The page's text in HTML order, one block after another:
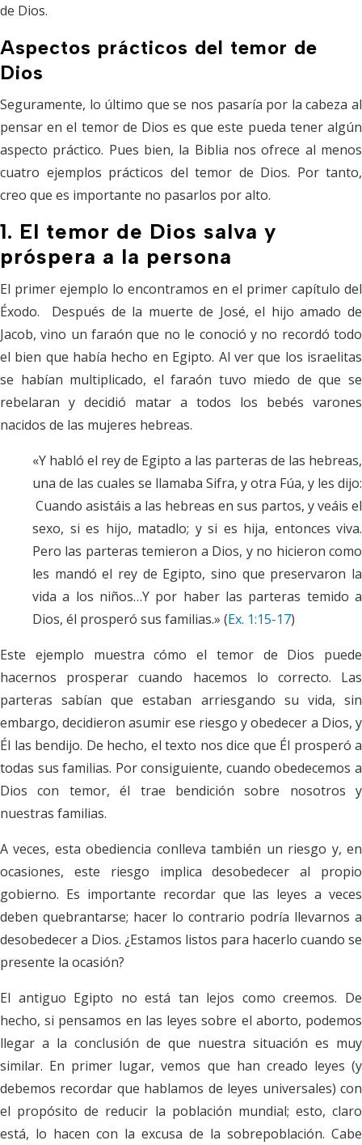
de Dios.
Aspectos prácticos del temor de
Dios
Seguramente, lo último que se nos pasaría por la cabeza al
pensar en el temor de Dios es que este pueda tener algún
aspecto práctico. Pues bien, la Biblia nos ofrece al menos
cuatro ejemplos prácticos del temor de Dios. Por tanto,
creo que es importante no pasarlos por alto.
1. El temor de Dios salva y
próspera a la persona
El primer ejemplo lo encontramos en el primer capítulo del
Éxodo. Después de la muerte de José, el hijo amado de
Jacob, vino un faraón que no le conoció y no recordó todo
el bien que había hecho en Egipto. Al ver que los israelitas
se habían multiplicado, el faraón tuvo miedo de que se
rebelaran y decidió matar a todos los bebés varones
nacidos de las mujeres hebreas.
«Y habló el rey de Egipto a las parteras de las hebreas,
una de las cuales se llamaba Sifra, y otra Fúa, y les dijo:
Cuando asistáis a las hebreas en sus partos, y veáis el
sexo, si es hijo, matadlo; y si es hija, entonces viva.
Pero las parteras temieron a Dios, y no hicieron como
les mandó el rey de Egipto, sino que preservaron la
vida a los niños…Y por haber las parteras temido a
Dios, él prosperó sus familias.» (Ex. 1:15-17)
Este ejemplo muestra cómo el temor de Dios puede
hacernos prosperar cuando hacemos lo correcto. Las
parteras sabían que estaban arriesgando su vida, sin
embargo, decidieron asumir ese riesgo y obedecer a Dios, y
Él las bendijo. De hecho, el texto nos dice que Él prosperó a
todas sus familias. Por consiguiente, cuando obedecemos a
Dios con temor, él trae bendición sobre nosotros y
nuestras familias.
A veces, esta obediencia conlleva también un riesgo y, en
ocasiones, este riesgo implica desobedecer al propio
gobierno. Es importante recordar que las leyes a veces
deben quebrantarse; hacer lo contrario podría llevarnos a
desobedecer a Dios. ¿Estamos listos para hacerlo cuando se
presente la ocasión?
El antiguo Egipto no está tan lejos como creemos. De
hecho, si pensamos en las leyes sobre el aborto, podemos
llegar a la conclusión de que nuestra situación es muy
similar. En primer lugar, vemos que han creado leyes (y
debemos recordar que hablamos de leyes universales) con
el propósito de reducir la población mundial; esto, claro
está, lo hacen con la excusa de la sobrepoblación. Cabe